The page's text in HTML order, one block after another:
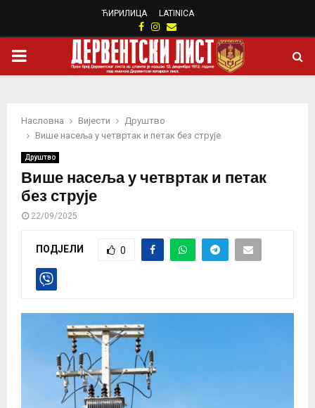
ЋИРИЛИЦА LATINICA
Facebook
Instagram
Email
PRIMARY
Насловна Вијести
Друштво
Више насеља у четвртак и петак без струје
Друштво
Више насеља у четвртак и петак
без струје
22/09/2025
ПОДЈЕЛИ 0